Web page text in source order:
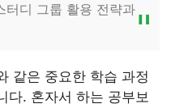
터디 그룹 활용 전략과
같은 중요한 학습 과정
다. 혼자서 하는 공부보